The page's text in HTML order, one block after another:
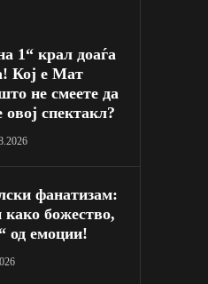
1“ крал доаѓа
Кој е Мат
не смеете да
спектакл?
фанатизам:
божество,
од емоции!